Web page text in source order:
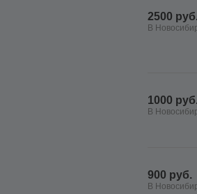
2500
В
1000
В
900 руб.
В